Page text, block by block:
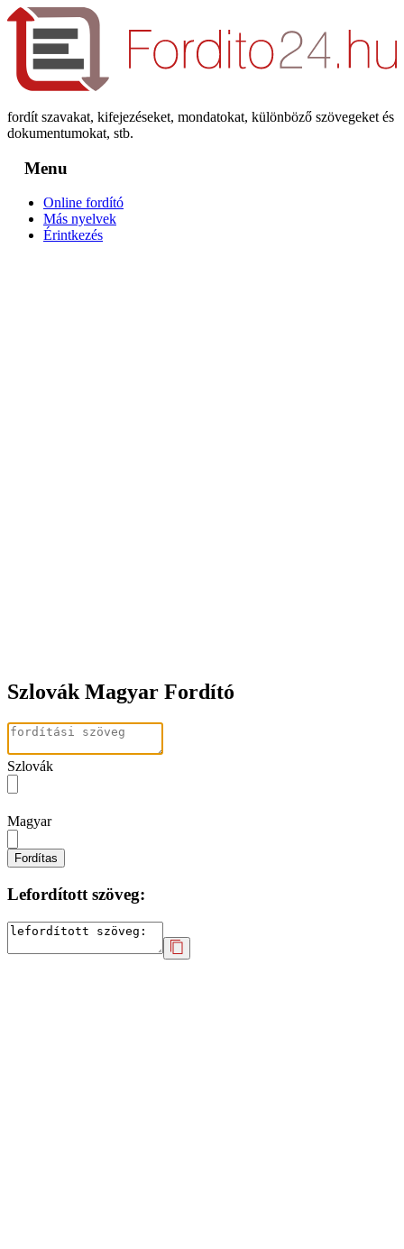
fordít szavakat, kifejezéseket, mondatokat, különböző szövegeket és
dokumentumokat, stb.
Menu
Online fordító
Más nyelvek
Érintkezés
Szlovák Magyar Fordító
Szlovák
Magyar
Fordítas
Lefordított szöveg: